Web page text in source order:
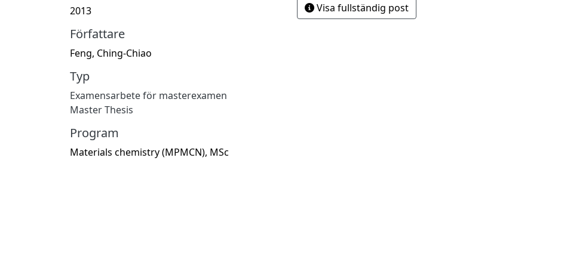
2013
Författare
Feng, Ching-Chiao
Typ
Examensarbete för masterexamen
Master Thesis
Program
Materials chemistry (MPMCN), MSc
Visa fullständig post